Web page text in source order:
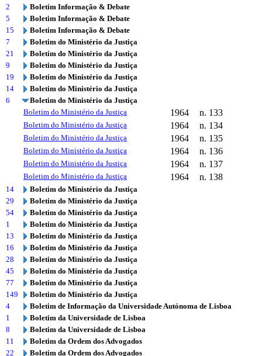
2
Boletim Informação & Debate
5
Boletim Informação & Debate
15
Boletim Informação & Debate
7
Boletim do Ministério da Justiça
21
Boletim do Ministério da Justiça
9
Boletim do Ministério da Justiça
19
Boletim do Ministério da Justiça
14
Boletim do Ministério da Justiça
6
Boletim do Ministério da Justiça
Boletim do Ministério da Justiça
1964 n. 133
Boletim do Ministério da Justiça 1964 n. 134
Boletim do Ministério da Justiça 1964 n. 135
Boletim do Ministério da Justiça 1964 n. 136
Boletim do Ministério da Justiça 1964 n. 137
Boletim do Ministério da Justiça 1964 n. 138
14
Boletim do Ministério da Justiça
29
Boletim do Ministério da Justiça
54
Boletim do Ministério da Justiça
1
Boletim do Ministério da Justiça
13
Boletim do Ministério da Justiça
16
Boletim do Ministério da Justiça
28
Boletim do Ministério da Justiça
45
Boletim do Ministério da Justiça
77
Boletim do Ministério da Justiça
149
Boletim do Ministério da Justiça
4
Boletim de Informação da Universidade Autónoma de Lisboa
1
Boletim da Universidade de Lisboa
8
Boletim da Universidade de Lisboa
11
Boletim da Ordem dos Advogados
22
Boletim da Ordem dos Advogados